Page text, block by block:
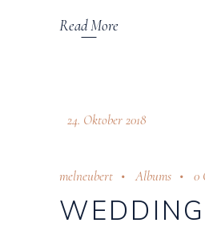
Read More
24. Oktober 2018
melneubert Albums 0
WEDDING